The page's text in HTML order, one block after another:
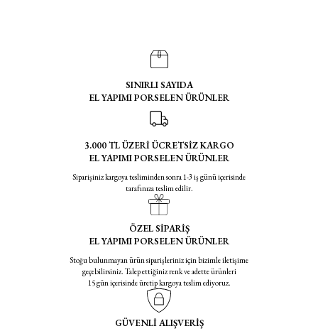
SINIRLI SAYIDA
EL YAPIMI PORSELEN ÜRÜNLER
3.000 TL ÜZERİ ÜCRETSİZ KARGO
EL YAPIMI PORSELEN ÜRÜNLER
Siparişiniz kargoya tesliminden sonra 1-3 iş günü içerisinde
tarafınıza teslim edilir.
ÖZEL SİPARİŞ
EL YAPIMI PORSELEN ÜRÜNLER
Stoğu bulunmayan ürün siparişleriniz için bizimle iletişime
geçebilirsiniz. Talep ettiğiniz renk ve adette ürünleri
15 gün içerisinde üretip kargoya teslim ediyoruz.
GÜVENLİ ALIŞVERİŞ